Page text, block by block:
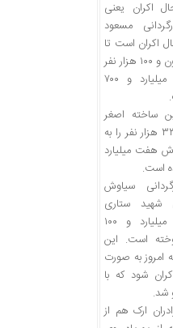
اکران یعنی
مسعود
اکران است تا
کنون با بیش از یک میلیون و ۱۰۰ هزار نفر
مخاطب به فروش ۲۴ میلیارد و ۷۰۰
ساخته اصغر
فرهادی تاکنون بیش از ۳۳ هزار نفر را به
هفت میلیارد
سیاوش
شهید ستاری
می‌پردازد، تاکنون یک میلیارد و ۱۰۰
است. این
امروز به صورت
شود که با
شد.
ارک هم از